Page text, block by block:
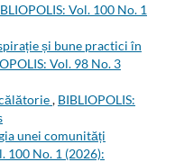
Vol. 100 No. 1
și bune practici în
Vol. 98 No. 3
, BIBLIOPOLIS:
unei comunități
100 No. 1 (2026):